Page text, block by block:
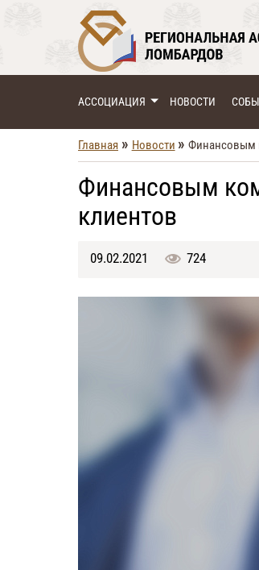
АССОЦИАЦИЯ НОВОСТИ
Главная » Новости » Финансовым
Финансовым
клиентов
09.02.2021 724